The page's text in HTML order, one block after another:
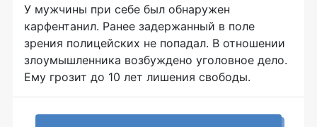
У мужчины при себе был обнаружен
карфентанил. Ранее задержанный в поле
зрения полицейских не попадал. В отношении
злоумышленника возбуждено уголовное дело.
Ему грозит до 10 лет лишения свободы.